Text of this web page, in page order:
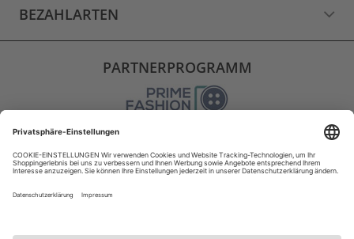
BEZAHLARTEN
PARTNERPROGRAMM
VERSAND